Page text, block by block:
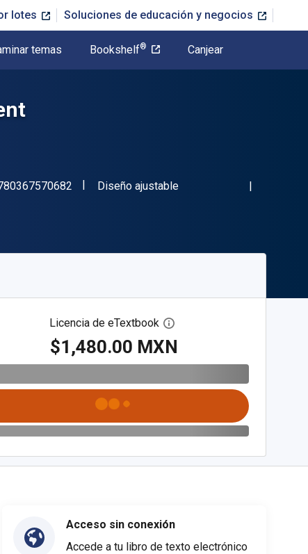
lotes Soluciones de educación y negocios
temas Bookshelf® Canjear
"ISBN-13 9780367570682"
Formato
Diseño ajustable
Licencia de eTextbook Abre el cuadro de diálogo
$1,480.00 MXN
Acceso sin conexión
Accede a tu libro de texto electrónico